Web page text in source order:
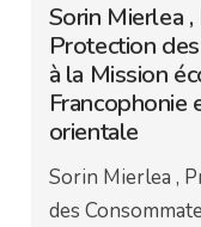
Sorin Mierlea
Protection
à la Mission
Francophonie
orientale
Sorin Mierlea ,
des